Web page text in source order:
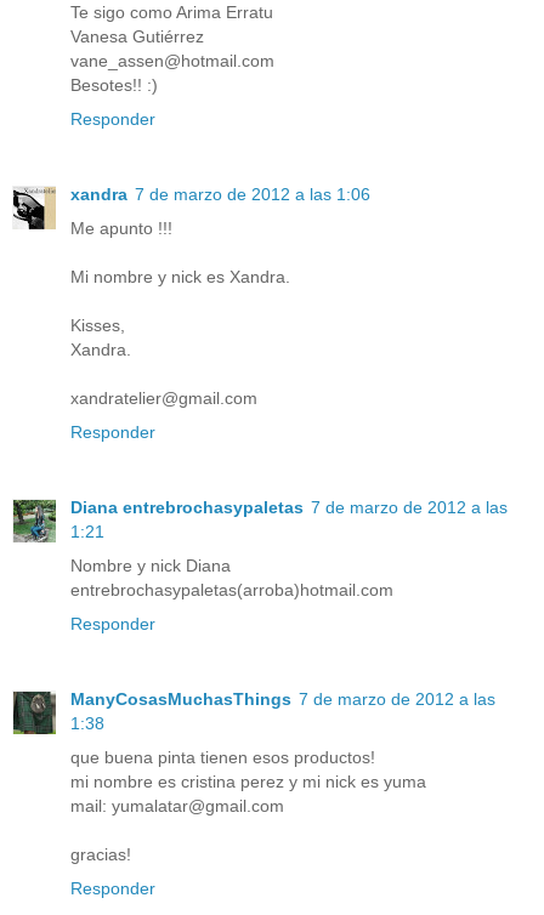
Te sigo como Arima Erratu
Vanesa Gutiérrez
vane_assen@hotmail.com
Besotes!! :)
Responder
xandra 7 de marzo de 2012 a las 1:06
Me apunto !!!
Mi nombre y nick es Xandra.
Kisses,
Xandra.
xandratelier@gmail.com
Responder
Diana entrebrochasypaletas 7 de marzo de 2012 a las
1:21
Nombre y nick Diana
entrebrochasypaletas(arroba)hotmail.com
Responder
ManyCosasMuchasThings 7 de marzo de 2012 a las
1:38
que buena pinta tienen esos productos!
mi nombre es cristina perez y mi nick es yuma
mail: yumalatar@gmail.com
gracias!
Responder